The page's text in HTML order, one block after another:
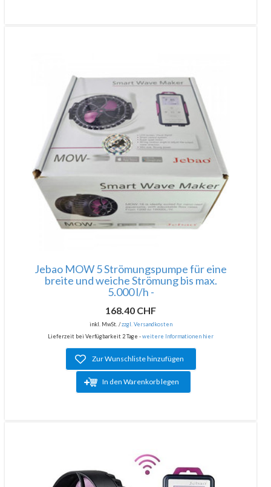
Jebao MOW 5 Strömungspumpe für eine
breite und weiche Strömung bis max.
5.000 l/h -
168.40 CHF
inkl. MwSt. /zzgl. Versandkosten
Lieferzeit bei Verfügbarkeit 2 Tage -weitere Informationen hier
Zur Wunschliste hinzufügen
In den Warenkorb legen